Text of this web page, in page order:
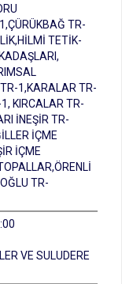
TR-
TETİK-
1,KARALAR TR-
KIRCALAR TR-
İNEŞİR TR-
İÇME
İÇME
TR-
VE SULUDERE